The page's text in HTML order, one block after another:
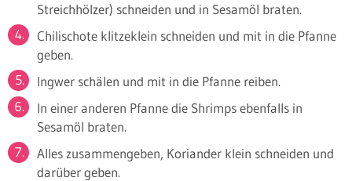
Streichhölzer) schneiden und in Sesamöl braten.
Chilischote klitzeklein schneiden und mit in die Pfanne
geben.
Ingwer schälen und mit in die Pfanne reiben.
In einer anderen Pfanne die Shrimps ebenfalls in
Sesamöl braten.
Alles zusammengeben, Koriander klein schneiden und
darüber geben.